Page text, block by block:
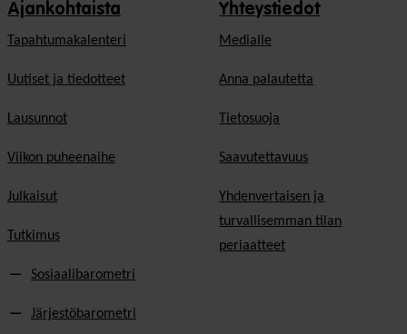
Ajankohtaista
Tapahtumakalenteri
Uutiset ja tiedotteet
Lausunnot
Viikon puheenaihe
Julkaisut
Tutkimus
Sosiaalibarometri
Järjestöbarometri
Yhteystiedot
Medialle
Anna palautetta
Tietosuoja
Saavutettavuus
Yhdenvertaisen ja
turvallisemman tilan
periaatteet